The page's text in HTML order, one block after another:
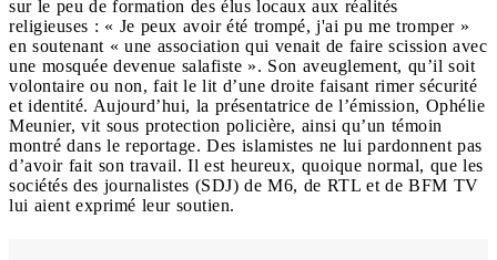
sur le peu de formation des élus locaux aux réalités
religieuses : « Je peux avoir été trompé, j'ai pu me tromper »
en soutenant « une association qui venait de faire scission avec
une mosquée devenue salafiste ». Son aveuglement, qu’il soit
volontaire ou non, fait le lit d’une droite faisant rimer sécurité
et identité. Aujourd’hui, la présentatrice de l’émission, Ophélie
Meunier, vit sous protection policière, ainsi qu’un témoin
montré dans le reportage. Des islamistes ne lui pardonnent pas
d’avoir fait son travail. Il est heureux, quoique normal, que les
sociétés des journalistes (SDJ) de M6, de RTL et de BFM TV
lui aient exprimé leur soutien.